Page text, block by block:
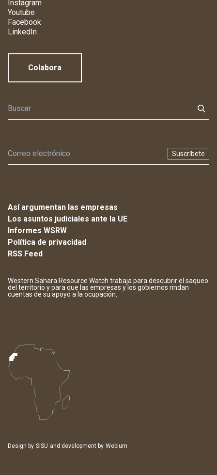
Instagram
Youtube
Facebook
LinkedIn
Colabora
Suscríbete
Así argumentan las empresas
Los asuntos judiciales ante la UE
Informes WSRW
Política de privacidad
RSS Feed
Western Sahara Resource Watch trabaja para descubrir el saqueo
del territorio y para que las empresas y los gobiernos rindan
cuentas de su apoyo a la ocupación.
Design by SISU and development by Webium